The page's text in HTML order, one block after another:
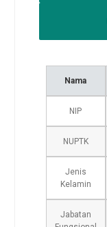
Nama
NIP
NUPTK
Jenis
Kelamin
Jabatan